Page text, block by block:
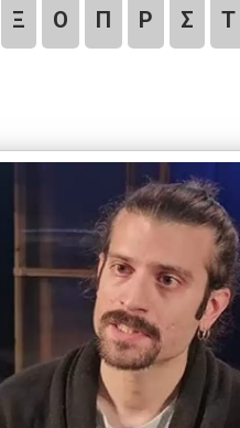
Ξ Ο Π Ρ Σ Τ